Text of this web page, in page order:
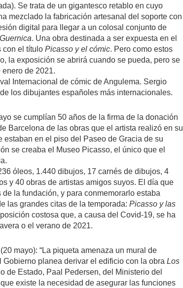
Se trata de un gigantesco retablo en cuyo
mezclado la fabricación artesanal del soporte con
digital para llegar a un colosal conjunto de
Guernica. Una obra destinada a ser expuesta en el
con el títuloPicasso y el cómic. Pero como estos
la exposición se abrirá cuando se pueda, pero se
enero de 2021.
Internacional de cómic de Angulema. Sergio
los dibujantes españoles más internacionales.
se cumplían 50 años de la firma de la donación
Barcelona de las obras que el artista realizó en su
estaban en el piso del Paseo de Gracia de su
se creaba el Museo Picasso, el único que el
óleos, 1.440 dibujos, 17 carnés de dibujos, 4
y 40 obras de artistas amigos suyos. El día que
la fundación, y para conmemorarlo estaba
las grandes citas de la temporada:Picasso y las
costosa que, a causa del Covid-19, se ha
o el verano de 2021.
(20 mayo): “La piqueta amenaza un mural de
Gobierno planea derivar el edificio con la obraLos
de Estado, Paal Pedersen, del Ministerio del
existe la necesidad de asegurar las funciones